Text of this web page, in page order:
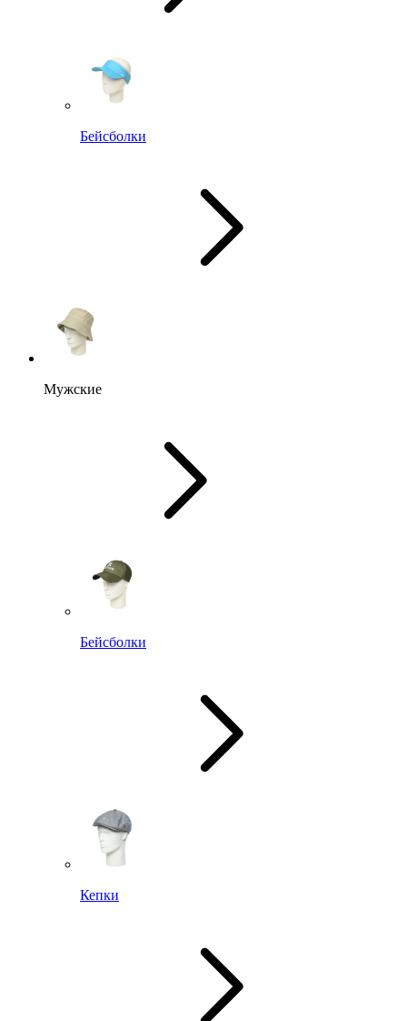
Бейсболки
Мужские
Бейсболки
Кепки